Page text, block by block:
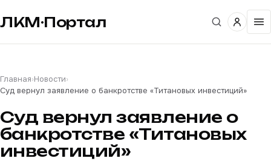
ЛКМ·Портал
Главная›Новости›
Суд вернул заявление о банкротстве «Титановых инвестиций»
Суд вернул заявление о
банкротстве «Титановых
инвестиций»